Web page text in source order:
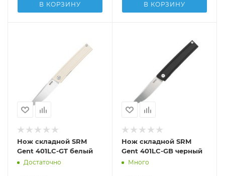
В КОРЗИНУ В КОРЗИНУ
Нож складной SRM
Gent 401LC-GT белый
Достаточно
Нож складной SRM
Gent 401LC-GB черный
Много